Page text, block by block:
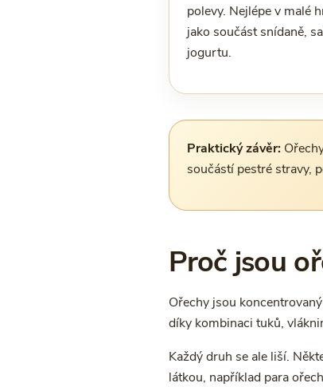
polevy. Nejlépe v malé
jako součást snídaně,
jogurtu.
Praktický závěr:
součástí pestré stravy,
Proč jsou
Ořechy jsou
díky kombinaci tuků,
Každý druh se ale liší.
látkou, například para